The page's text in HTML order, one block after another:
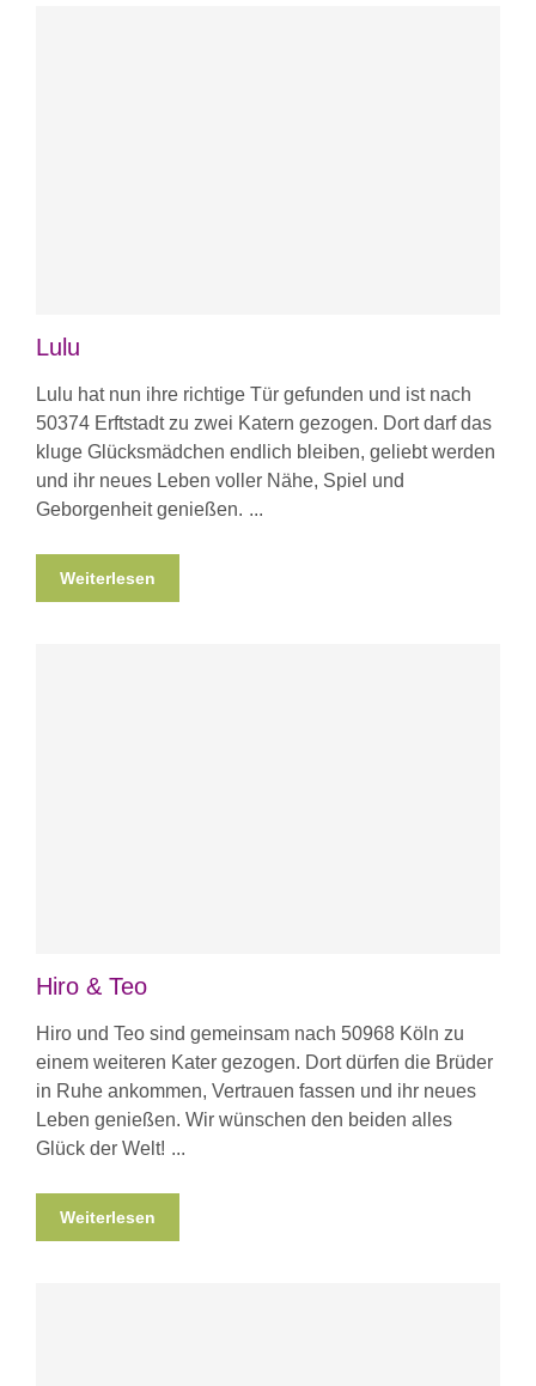
Lulu
Lulu hat nun ihre richtige Tür gefunden und ist nach
50374 Erftstadt zu zwei Katern gezogen. Dort darf das
kluge Glücksmädchen endlich bleiben, geliebt werden
und ihr neues Leben voller Nähe, Spiel und
Geborgenheit genießen.
Weiterlesen
Hiro & Teo
Hiro und Teo sind gemeinsam nach 50968 Köln zu
einem weiteren Kater gezogen. Dort dürfen die Brüder
in Ruhe ankommen, Vertrauen fassen und ihr neues
Leben genießen. Wir wünschen den beiden alles
Glück der Welt!
Weiterlesen